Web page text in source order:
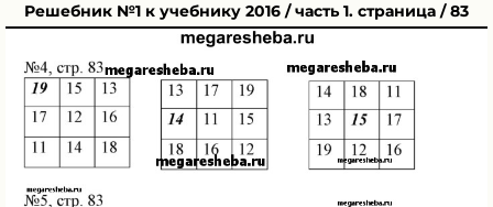
Решебник №1 к учебнику 2016 / часть 1. страница / 83